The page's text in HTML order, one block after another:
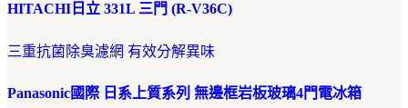
HITACHI日立 331L 三門 (R-V36C)
三重抗菌除臭濾網 有效分解異味
Panasonic國際 日系上質系列 無邊框岩板玻璃4門電冰箱